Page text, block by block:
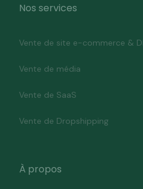
Nos services
Vente de site e-commerce &
Vente de média
Vente de SaaS
Vente de Dropshipping
À propos